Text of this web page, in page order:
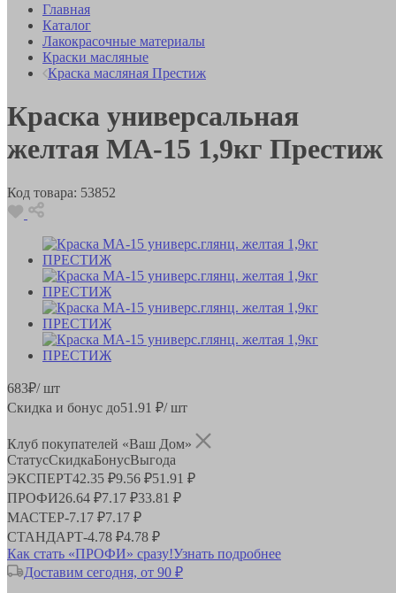
Главная
Каталог
Лакокрасочные материалы
Краски масляные
Краска масляная Престиж
Краска универсальная
желтая МА-15 1,9кг Престиж
Код товара: 53852
683₽/ шт
Скидка и бонус до51.91 ₽/ шт
Клуб покупателей «Ваш Дом»
СтатусСкидкаБонусВыгода
ЭКСПЕРТ42.35 ₽9.56 ₽51.91 ₽
ПРОФИ26.64 ₽7.17 ₽33.81 ₽
МАСТЕР-7.17 ₽7.17 ₽
СТАНДАРТ-4.78 ₽4.78 ₽
Как стать «ПРОФИ» сразу!Узнать подробнее
Доставим сегодня, от 90 ₽